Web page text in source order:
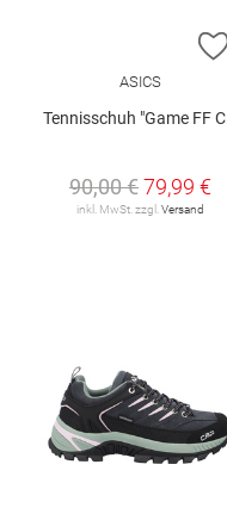
ASICS
Tennisschuh "Game FF Clay/Oc W"
90,00 €79,99 €
inkl. MwSt. zzgl. Versand